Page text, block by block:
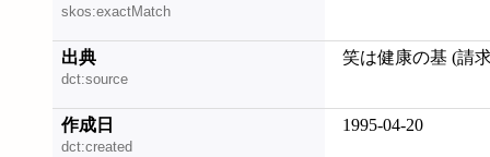
skos:exactMatch
出典
dct:source
笑は健康の基 (請
作成日
dct:created
1995-04-20